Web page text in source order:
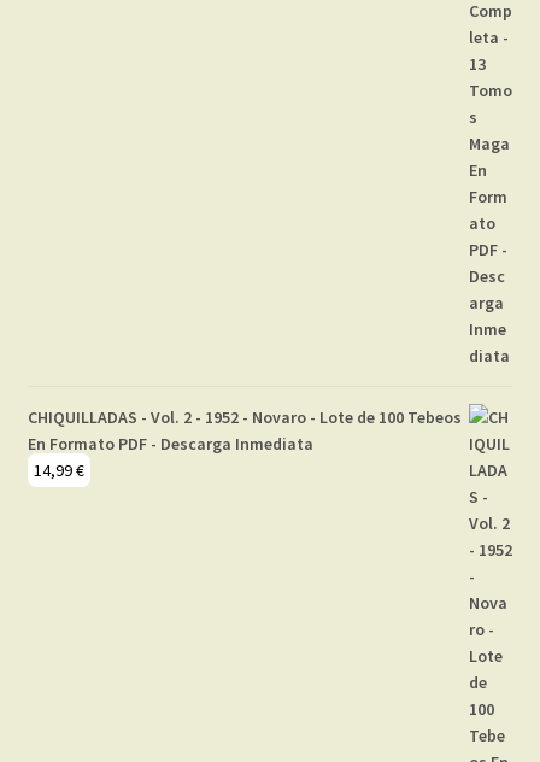
CHIQUILLADAS - Vol. 2 - 1952 - Novaro - Lote de 100 Tebeos
En Formato PDF - Descarga Inmediata
14,99€